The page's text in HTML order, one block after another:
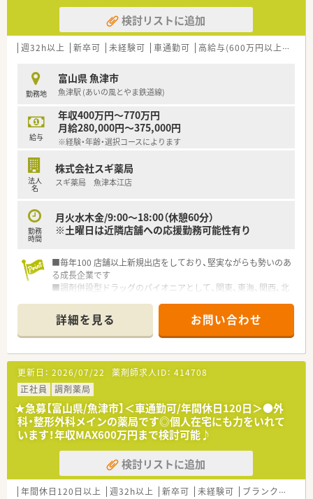
検討リストに追加
週32h以上 新卒可 未経験可 車通勤可 高給与(600万円以上)
勤務地
富山県 魚津市
魚津駅 (あいの風とやま鉄道線)
給与
年収400万円～770万円
月給280,000円～375,000円
※経験・年齢・選択コースによります
法人
名
株式会社スギ薬局
スギ薬局 魚津本江店
勤務
時間
月火水木金/9:00～18:00（休憩60分）
※土曜日は近隣店舗への応援勤務可能性有り
■毎年100 店舗以上新規出店をしており、堅実ながらも勢いのあ
る成長企業です
■調剤併設型ドラッグのパイオニアとして、関東、東海、関西、北
■研修制度は様々なプランがあり、集合研修だけでなく任意で受
講可能な研修も幅広く用意されています
■店舗で活躍する従業員、社外で活躍する従業員、将来経営幹部
となる従業員など、薬剤師として様々な活躍ができるフィールド
を用意されています
■総合薬剤師・調剤薬剤師（土日休み・19時までの勤務）どちらか
の働き方を選択できます
■調剤併設型だけでなく「医療モール・クリニック併設店舗」「敷
地内薬局」「訪問調剤特化型店舗」など様々な店舗を運営してい
ます
■在宅医療にも積極的取り組んでおり「訪問調剤特化型店舗」を
50店舗以上、無菌調剤室は業界最多の51店舗設置しています
■「プラチナくるみん認定企業」「健康経営優良法人2023（大規模
法人部門）認定」等を取得し一人ひとりが働きやすい環境が整備
されています
詳細を見る お問い合わせ
更新日： 2026/07/22 薬剤師求人ID： 414708
正社員
調剤薬局
★急募【富山県/魚津市】＜車通勤可/年間休日120日＞●外
科・整形外科メインの薬局です◎個人在宅にも力をいれて
います！年収MAX600万円まで検討可能♪
検討リストに追加
年間休日120日以上 週32h以上 新卒可 未経験可 ブランク可